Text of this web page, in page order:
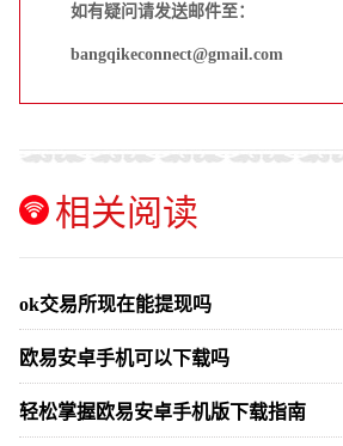
如有疑问请发送邮件至：
bangqikeconnect@gmail.com
相关阅读
ok交易所现在能提现吗
欧易安卓手机可以下载吗
轻松掌握欧易安卓手机版下载指南